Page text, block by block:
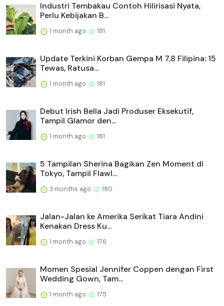
Industri Tembakau Contoh Hilirisasi Nyata,
Perlu Kebijakan B...
1 month ago 181
Update Terkini Korban Gempa M 7,8 Filipina: 15
Tewas, Ratusa...
1 month ago 181
Debut Irish Bella Jadi Produser Eksekutif,
Tampil Glamor den...
1 month ago 181
5 Tampilan Sherina Bagikan Zen Moment di
Tokyo, Tampil Flawl...
3 months ago 180
Jalan-Jalan ke Amerika Serikat Tiara Andini
Kenakan Dress Ku...
1 month ago 176
Momen Spesial Jennifer Coppen dengan First
Wedding Gown, Tam...
1 month ago 175